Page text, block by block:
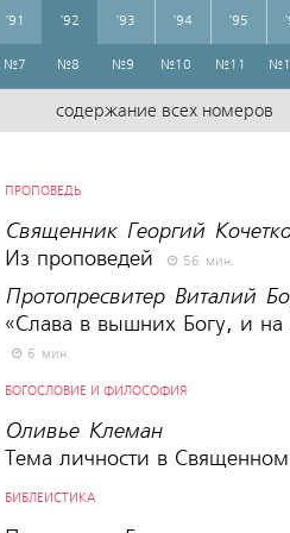
'91 '92
№7 №8 №9 №10 №11
'93 '94 '95
содержание всех номеров
ПРОПОВЕДЬ
Священник Георгий
Из проповедей
56 мин.
Протопресвитер Виталий
«Слава в вышних Богу, и на
6 мин.
БОГОСЛОВИЕ И ФИЛОСОФИЯ
Оливье Клеман
Тема личности в
БИБЛЕИСТИКА